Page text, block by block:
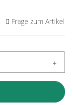
Frage zum Artikel